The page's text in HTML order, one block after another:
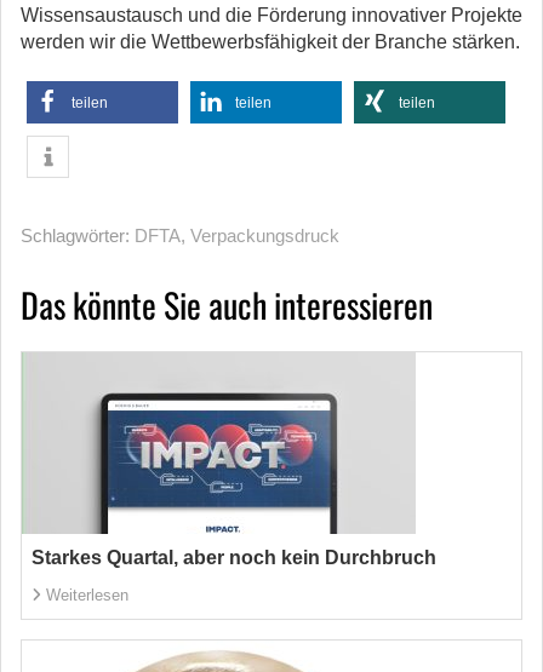
Wissensaustausch und die Förderung innovativer Projekte
werden wir die Wettbewerbsfähigkeit der Branche stärken.
teilen teilen teilen
Schlagwörter: DFTA, Verpackungsdruck
Das könnte Sie auch interessieren
Starkes Quartal, aber noch kein Durchbruch
Weiterlesen